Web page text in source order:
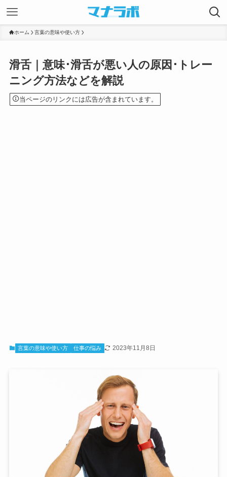
ホーム 言葉の意味や使い方
滑舌｜意味･滑舌が悪い人の原因･トレー
ニング方法などを解説
当ページのリンクには広告が含まれています。
言葉の意味や使い方 仕事の悩み 2023年11月8日